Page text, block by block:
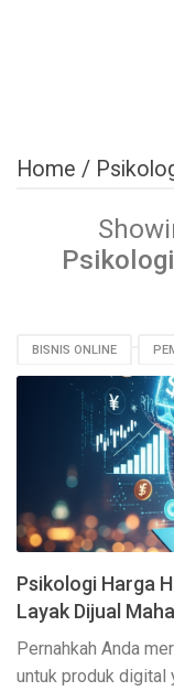
Home /
BISNIS ONLINE
PSIKOLOGI KONSUMEN
Psikologi Harga
Layak Dijual
Pernahkah Anda
untuk produk digital